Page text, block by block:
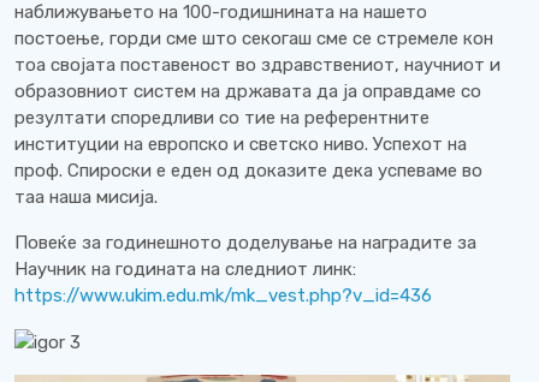
наближувањето на 100-годишнината на нашето
постоење, горди сме што секогаш сме се стремеле кон
тоа својата поставеност во здравствениот, научниот и
образовниот систем на државата да ја оправдаме со
резултати споредливи со тие на референтните
институции на европско и светско ниво. Успехот на
проф. Спироски е еден од доказите дека успеваме во
таа наша мисија.
Повеќе за годинешното доделување на наградите за
Научник на годината на следниот линк:
https://www.ukim.edu.mk/mk_vest.php?v_id=436